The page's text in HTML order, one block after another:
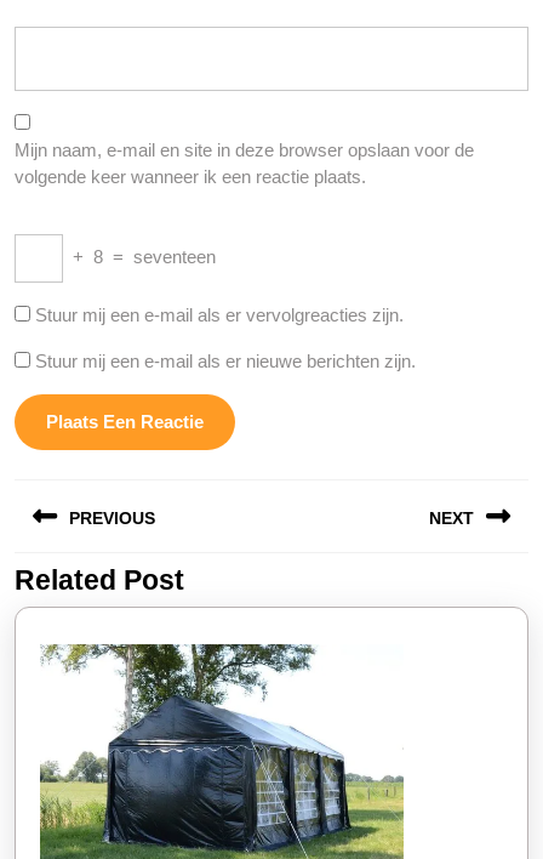
Mijn naam, e-mail en site in deze browser opslaan voor de
volgende keer wanneer ik een reactie plaats.
+ 8 = seventeen
Stuur mij een e-mail als er vervolgreacties zijn.
Stuur mij een e-mail als er nieuwe berichten zijn.
PREVIOUS
Vorige
bericht:
NEXT
bericht:
Related Post